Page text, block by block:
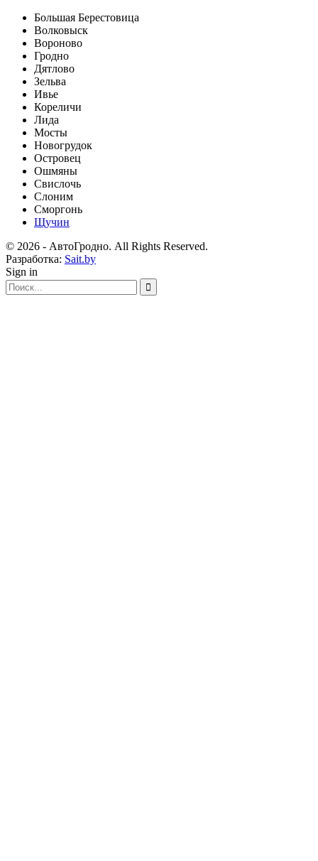
Большая Берестовица
Волковыск
Вороново
Гродно
Дятлово
Зельва
Ивье
Кореличи
Лида
Мосты
Новогрудок
Островец
Ошмяны
Свислочь
Слоним
Сморгонь
Щучин
© 2026 - АвтоГродно. All Rights Reserved.
Разработка: Sait.by
Sign in